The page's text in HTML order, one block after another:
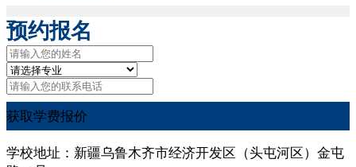
预约报名
获取学费报价
学校地址：新疆乌鲁木齐市经济开发区（头屯河区）金屯